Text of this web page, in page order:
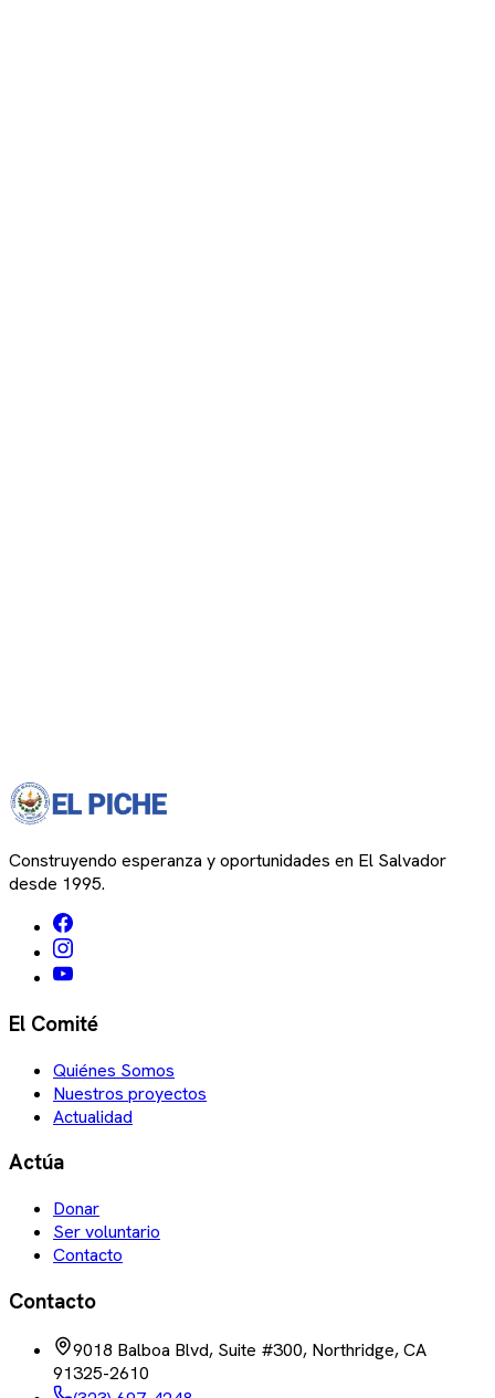
Construyendo esperanza y oportunidades en El Salvador
desde 1995.
El Comité
Quiénes Somos
Nuestros proyectos
Actualidad
Actúa
Donar
Ser voluntario
Contacto
Contacto
9018 Balboa Blvd, Suite #300, Northridge, CA
91325-2610